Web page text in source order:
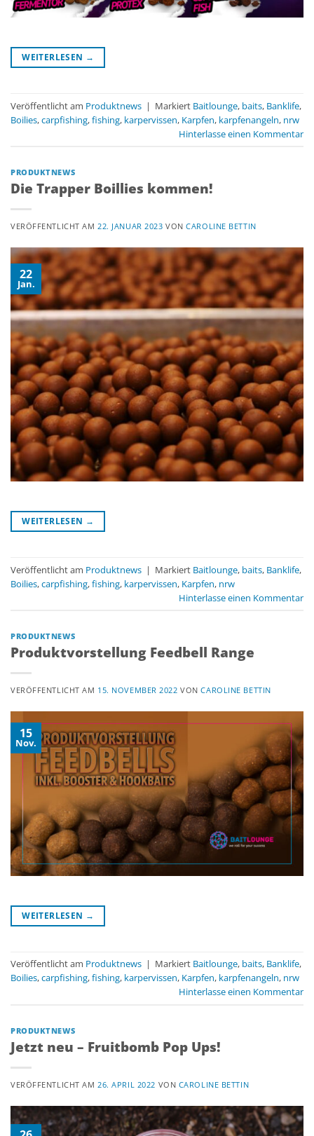
WEITERLESEN →
Veröffentlicht am Produktnews | Markiert Baitlounge, baits, Banklife,
Boilies,carpfishing,fishing, karpervissen, Karpfen, karpfenangeln, nrw
Hinterlasse einen Kommentar
PRODUKTNEWS
Die Trapper Boillies kommen!
VERÖFFENTLICHT AM 22. JANUAR 2023 VONCAROLINE BETTIN
22
Jan.
WEITERLESEN →
Veröffentlicht am Produktnews | Markiert Baitlounge, baits, Banklife,
Boilies,carpfishing,fishing, karpervissen, Karpfen, nrw
Hinterlasse einen Kommentar
PRODUKTNEWS
Produktvorstellung Feedbell Range
VERÖFFENTLICHT AM 15. NOVEMBER 2022 VONCAROLINE BETTIN
15
Nov.
WEITERLESEN →
Veröffentlicht am Produktnews | Markiert Baitlounge, baits, Banklife,
Boilies,carpfishing,fishing, karpervissen, Karpfen, karpfenangeln, nrw
Hinterlasse einen Kommentar
PRODUKTNEWS
Jetzt neu – Fruitbomb Pop Ups!
VERÖFFENTLICHT AM 26. APRIL 2022 VON CAROLINE BETTIN